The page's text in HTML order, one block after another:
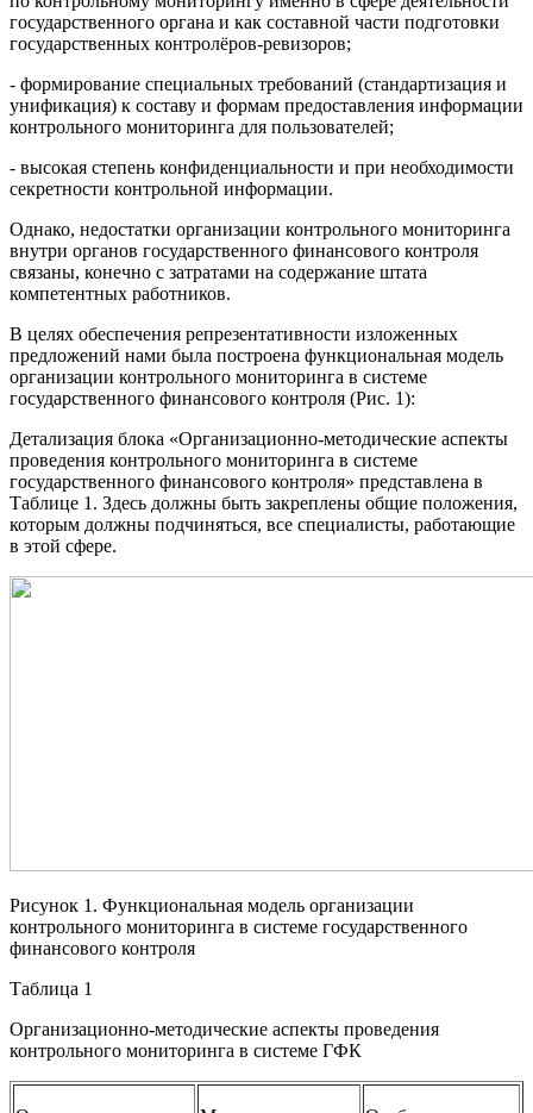
государственного органа и как составной части подготовки
государственных контролёров-ревизоров;
- формирование специальных требований (стандартизация и
унификация) к составу и формам предоставления информации
контрольного мониторинга для пользователей;
- высокая степень конфиденциальности и при необходимости
секретности контрольной информации.
Однако, недостатки организации контрольного мониторинга
внутри органов государственного финансового контроля
связаны, конечно с затратами на содержание штата
компетентных работников.
В целях обеспечения репрезентативности изложенных
предложений нами была построена функциональная модель
организации контрольного мониторинга в системе
государственного финансового контроля (Рис. 1):
Детализация блока «Организационно-методические аспекты
проведения контрольного мониторинга в системе
государственного финансового контроля» представлена в
Таблице 1. Здесь должны быть закреплены общие положения,
которым должны подчиняться, все специалисты, работающие
в этой сфере.
Рисунок 1. Функциональная модель организации
контрольного мониторинга в системе государственного
финансового контроля
Таблица 1
Организационно-методические аспекты проведения
контрольного мониторинга в системе ГФК